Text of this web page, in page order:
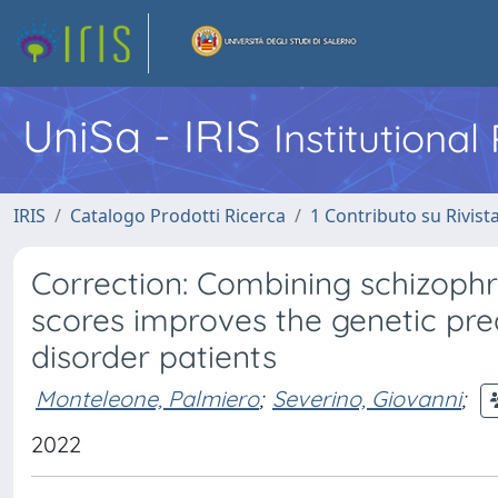
UniSa - IRIS Institutional
IRIS Catalogo Prodotti Ricerca 1 Contributo su
Correction: Combining
scores improves the genetic
disorder patients
Monteleone, Palmiero; Severino, Giovanni;
2022